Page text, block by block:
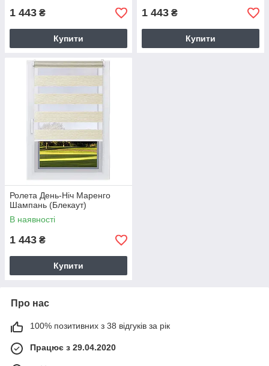
1 443 ₴
Купити
1 443 ₴
Купити
Ролета День-Ніч Маренго
Шампань (Блекаут)
В наявності
1 443 ₴
Купити
Про нас
100% позитивних з 38 відгуків за рік
Працює з 29.04.2020